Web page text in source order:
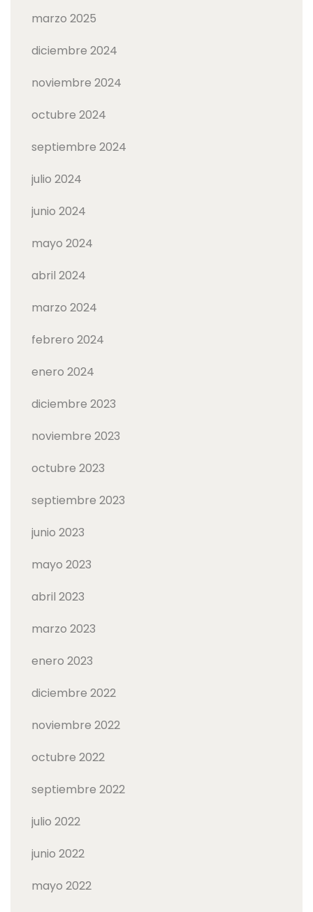
marzo 2025
diciembre 2024
noviembre 2024
octubre 2024
septiembre 2024
julio 2024
junio 2024
mayo 2024
abril 2024
marzo 2024
febrero 2024
enero 2024
diciembre 2023
noviembre 2023
octubre 2023
septiembre 2023
junio 2023
mayo 2023
abril 2023
marzo 2023
enero 2023
diciembre 2022
noviembre 2022
octubre 2022
septiembre 2022
julio 2022
junio 2022
mayo 2022